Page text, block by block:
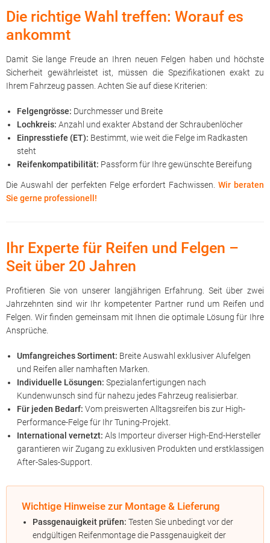
Die richtige Wahl treffen: Worauf es
ankommt
Damit Sie lange Freude an Ihren neuen Felgen haben und höchste
Sicherheit gewährleistet ist, müssen die Spezifikationen exakt zu
Ihrem Fahrzeug passen. Achten Sie auf diese Kriterien:
Felgengrösse: Durchmesser und Breite
Lochkreis: Anzahl und exakter Abstand der Schraubenlöcher
Einpresstiefe (ET): Bestimmt, wie weit die Felge im Radkasten
steht
Reifenkompatibilität: Passform für Ihre gewünschte Bereifung
Die Auswahl der perfekten Felge erfordert Fachwissen. Wir beraten
Sie gerne professionell!
Ihr Experte für Reifen und Felgen –
Seit über 20 Jahren
Profitieren Sie von unserer langjährigen Erfahrung. Seit über zwei
Jahrzehnten sind wir Ihr kompetenter Partner rund um Reifen und
Felgen. Wir finden gemeinsam mit Ihnen die optimale Lösung für Ihre
Ansprüche.
Umfangreiches Sortiment: Breite Auswahl exklusiver Alufelgen
und Reifen aller namhaften Marken.
Individuelle Lösungen: Spezialanfertigungen nach
Kundenwunsch sind für nahezu jedes Fahrzeug realisierbar.
Für jeden Bedarf: Vom preiswerten Alltagsreifen bis zur High-
Performance-Felge für Ihr Tuning-Projekt.
International vernetzt: Als Importeur diverser High-End-Hersteller
garantieren wir Zugang zu exklusiven Produkten und erstklassigen
After-Sales-Support.
Wichtige Hinweise zur Montage & Lieferung
Passgenauigkeit prüfen: Testen Sie unbedingt vor der
endgültigen Reifenmontage die Passgenauigkeit der